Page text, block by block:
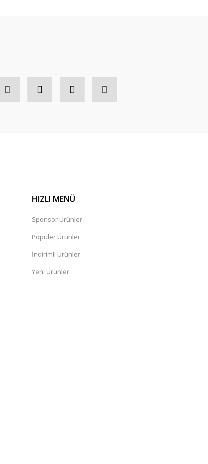
HIZLI MENÜ
Sponsor Ürünler
Popüler Ürünler
İndirimli Ürünler
Yeni Ürünler